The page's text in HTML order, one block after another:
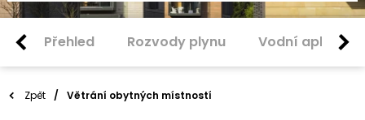
Přehled Rozvody plynu Vodní aplikace
Zpět Větrání obytných místností